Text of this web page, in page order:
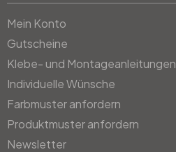
Mein Konto
Gutscheine
Klebe- und Montageanleitungen
Individuelle Wünsche
Farbmuster anfordern
Produktmuster anfordern
Newsletter